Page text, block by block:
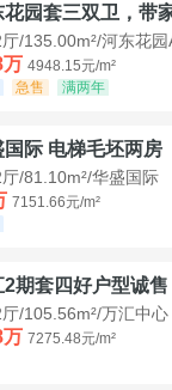
花园套三双卫，带
/135.00m²/河东花园
万 4948.15元/m²
急售 满两年
国际 电梯毛坯两房
/81.10m²/华盛国际
7151.66元/m²
2期套四好户型诚售
/105.56m²/万汇中心
万 7275.48元/m²